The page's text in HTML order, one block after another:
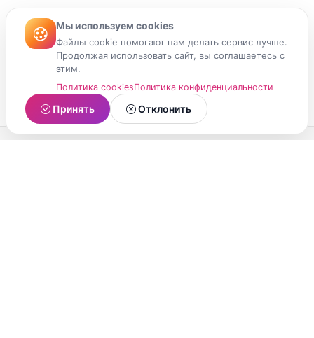
Мы используем cookies
Файлы cookie помогают нам делать сервис лучше.
Продолжая использовать сайт, вы соглашаетесь с
этим.
Политика cookiesПолитика конфиденциальности
Принять Отклонить